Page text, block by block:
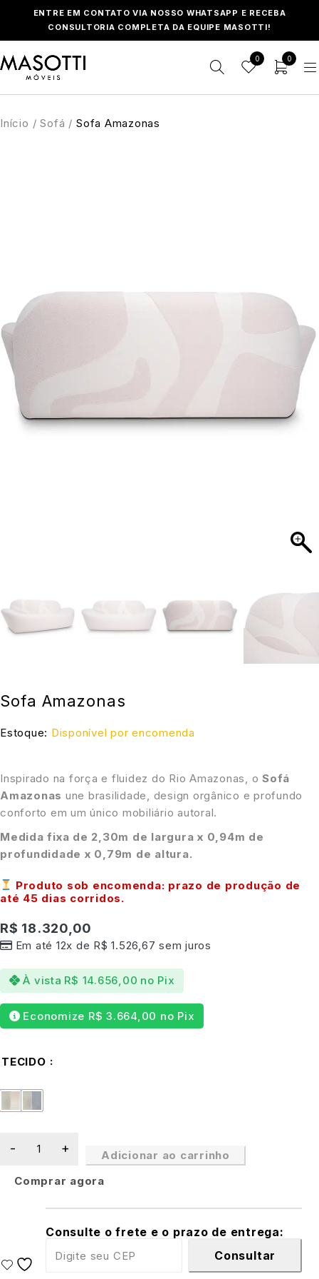
ENTRE EM CONTATO VIA NOSSO WHATSAPP E RECEBA
CONSULTORIA COMPLETA DA EQUIPE MASOTTI!
0 0
Início / Sofá / Sofa Amazonas
Sofa Amazonas
Estoque: Disponível por encomenda
Inspirado na força e fluidez do Rio Amazonas, o Sofá
Amazonas une brasilidade, design orgânico e profundo
conforto em um único mobiliário autoral.
Medida fixa de 2,30m de largura x 0,94m de
profundidade x 0,79m de altura.
Produto sob encomenda: prazo de produção de
até 45 dias corridos.
R$ 18.320,00
Em até 12x de R$ 1.526,67 sem juros
À vista R$ 14.656,00 no Pix
Economize R$ 3.664,00 no Pix
TECIDO
Adicionar ao carrinho
Comprar agora
Consulte o frete e o prazo de entrega:
Consultar